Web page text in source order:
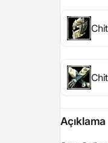
Açıklama